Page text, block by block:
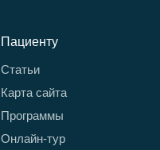
Пациенту
Статьи
Карта сайта
Программы
Онлайн-тур